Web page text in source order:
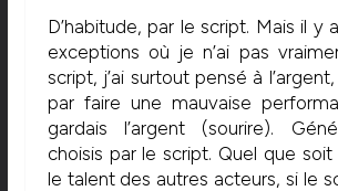
D’habitude, par le script. Mais il y
exceptions où je n’ai pas
script, j’ai surtout pensé à
par faire une mauvaise
gardais l’argent (sourire).
choisis par le script. Quel que soit
le talent des autres acteurs, si le